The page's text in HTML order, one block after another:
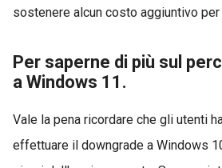
sostenere alcun costo aggiuntivo
Per saperne di più sul
a Windows 11.
Vale la pena ricordare che gli utenti
effettuare il downgrade a Windows